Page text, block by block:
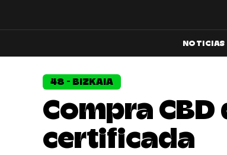
NOTICIAS
48 - BIZKAIA
Compra
certificada